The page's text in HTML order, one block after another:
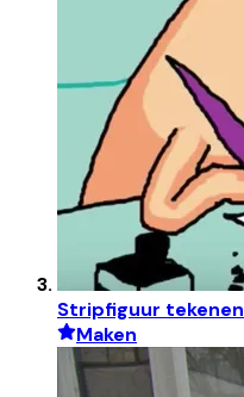
Stripfiguur tekenen
Maken